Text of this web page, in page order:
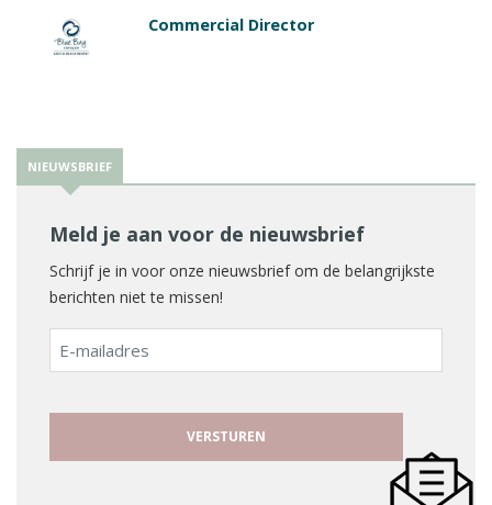
Commercial Director
NIEUWSBRIEF
Meld je aan voor de nieuwsbrief
Schrijf je in voor onze nieuwsbrief om de belangrijkste
berichten niet te missen!
E-
mailadres